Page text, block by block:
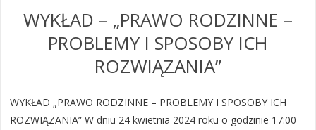
WYKŁAD – „PRAWO RODZINNE –
PROBLEMY I SPOSOBY ICH
ROZWIĄZANIA”
WYKŁAD „PRAWO RODZINNE – PROBLEMY I SPOSOBY ICH
ROZWIĄZANIA” W dniu 24 kwietnia 2024 roku o godzinie 17:00